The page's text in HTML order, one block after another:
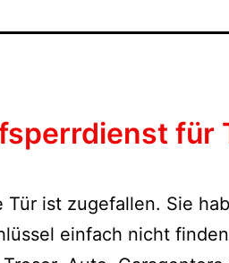
für
ist zugefallen. Sie
einfach nicht